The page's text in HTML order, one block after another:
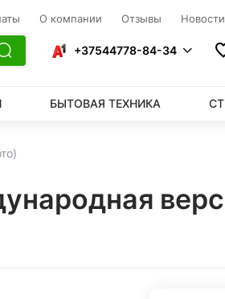
О компании Отзывы Новости
+37544778-84-34
БЫТОВАЯ ТЕХНИКА